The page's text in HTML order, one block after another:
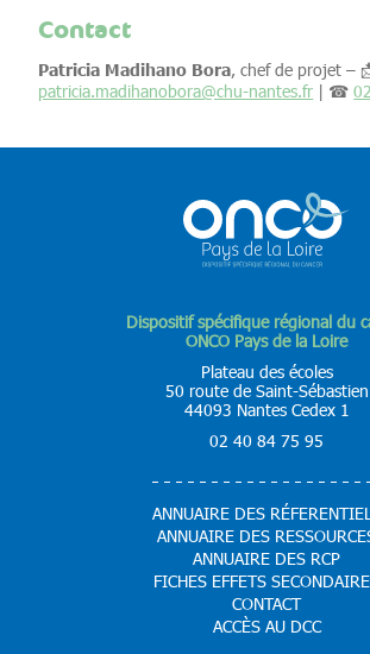
Contact
Patricia Madihano Bora, chef de projet –
patricia.madihanobora@chu-nantes.fr | ☎
Dispositif spécifique régional du
ONCO Pays de la Loire
Plateau des écoles
50 route de Saint-Sébastien
44093 Nantes Cedex 1
02 40 84 75 95
ANNUAIRE DES
ANNUAIRE DES
ANNUAIRE DES RCP
FICHES EFFETS
CONTACT
ACCÈS AU DCC